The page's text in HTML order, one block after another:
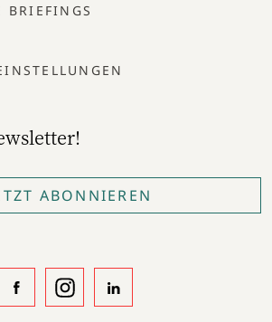
BRIEFINGS
ABONNIEREN